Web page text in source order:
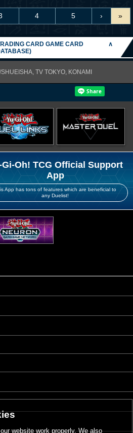
4 5 › »
CARD GAME CARD
∧
TV TOKYO, KONAMI
Gi-Oh! TCG Official Support
App
App has tons of features which are beneficial to
any Duelist!
website work properly. We also